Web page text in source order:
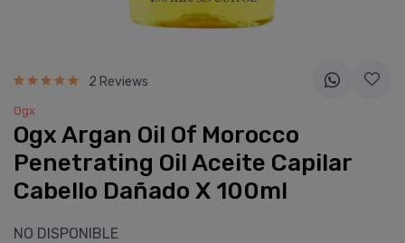
2 Reviews
Ogx
Ogx Argan Oil Of Morocco
Penetrating Oil Aceite Capilar
Cabello Dañado X 100ml
NO DISPONIBLE